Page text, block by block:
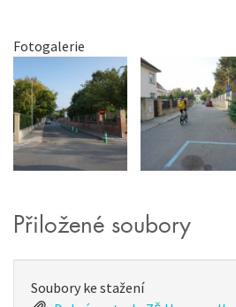
Fotogalerie
Přiložené soubory
Soubory ke stažení